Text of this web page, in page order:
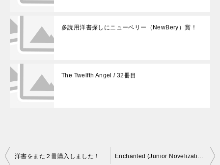
多読用洋書探しにニューベリー（NewBery）賞！
The Twelfth Angel / 32冊目
投
洋書をまた２冊購入しました！